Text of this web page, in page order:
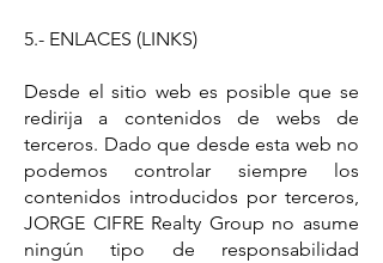
5.- ENLACES (LINKS)
Desde el sitio web es posible que se
redirija a contenidos de webs de
terceros. Dado que desde esta web no
podemos controlar siempre los
contenidos introducidos por terceros,
JORGE CIFRE Realty Group no asume
ningún tipo de responsabilidad